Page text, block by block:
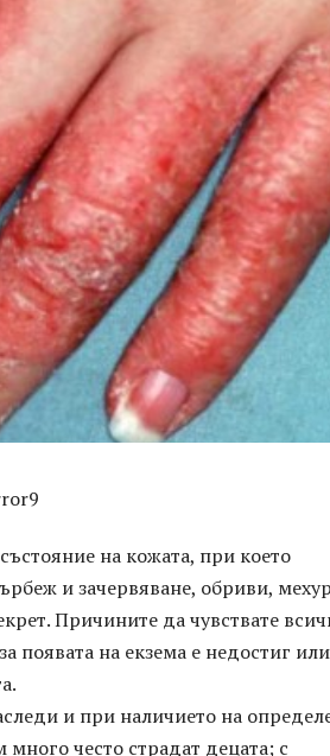
на кожата, при което
и зачервяване, обриви,
Причините да чувствате
появата на екзема е недостиг или
и при наличието на
често страдат децата; с